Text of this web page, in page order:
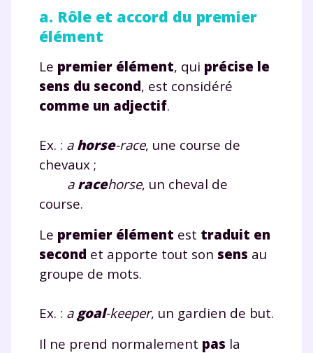
a. Rôle et accord du premier
élément
Le premier élément, qui précise le
sens du second, est considéré
comme un adjectif.
Ex. : a horse-race, une course de
chevaux ;
a racehorse, un cheval de
course.
Le premier élément est traduit en
second et apporte tout son sens au
groupe de mots.
Ex. : a goal-keeper, un gardien de but.
Il ne prend normalement pas la